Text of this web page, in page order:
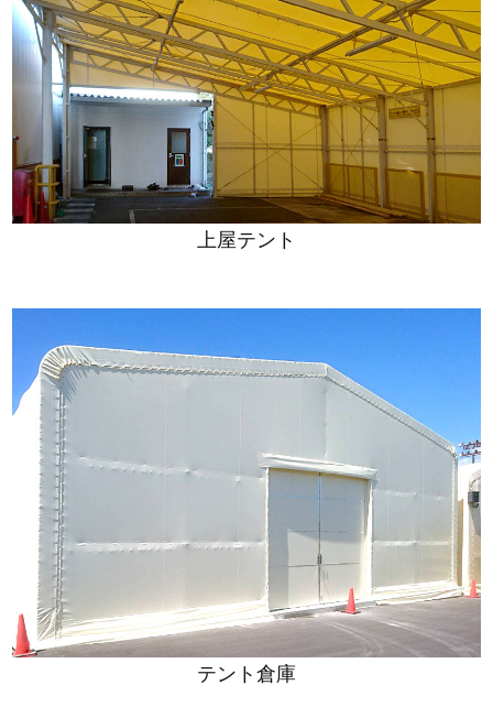
上屋テント
テント倉庫